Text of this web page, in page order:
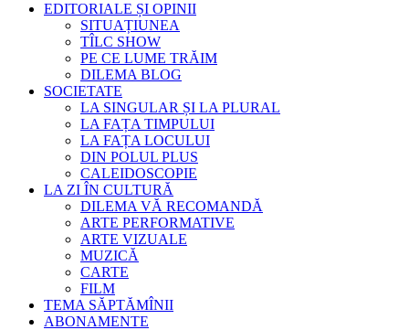
EDITORIALE ȘI OPINII
SITUAȚIUNEA
TÎLC SHOW
PE CE LUME TRĂIM
DILEMA BLOG
SOCIETATE
LA SINGULAR ȘI LA PLURAL
LA FAȚA TIMPULUI
LA FAȚA LOCULUI
DIN POLUL PLUS
CALEIDOSCOPIE
LA ZI ÎN CULTURĂ
DILEMA VĂ RECOMANDĂ
ARTE PERFORMATIVE
ARTE VIZUALE
MUZICĂ
CARTE
FILM
TEMA SĂPTĂMÎNII
ABONAMENTE